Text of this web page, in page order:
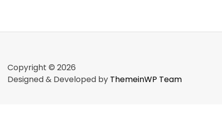
Copyright © 2026
Designed & Developed by ThemeinWP Team